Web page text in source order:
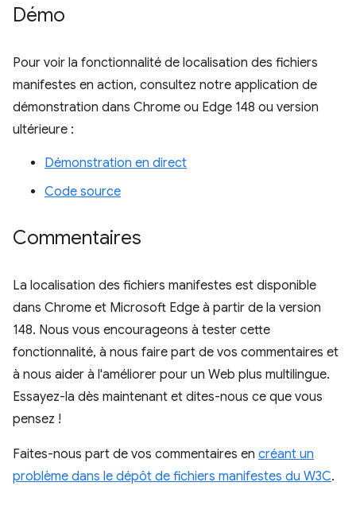
Démo
Pour voir la fonctionnalité de localisation des fichiers
manifestes en action, consultez notre application de
démonstration dans Chrome ou Edge 148 ou version
ultérieure :
Démonstration en direct
Code source
Commentaires
La localisation des fichiers manifestes est disponible
dans Chrome et Microsoft Edge à partir de la version
148. Nous vous encourageons à tester cette
fonctionnalité, à nous faire part de vos commentaires et
à nous aider à l'améliorer pour un Web plus multilingue.
Essayez-la dès maintenant et dites-nous ce que vous
pensez !
Faites-nous part de vos commentaires en créant un
problème dans le dépôt de fichiers manifestes du W3C.